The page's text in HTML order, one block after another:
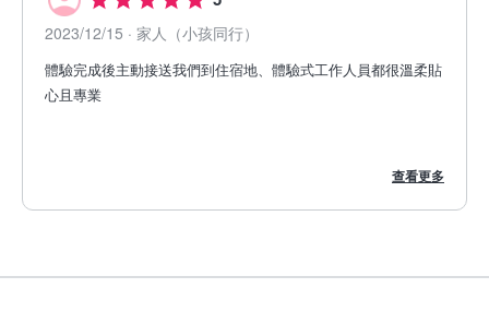
2023/12/15 · 家人（小孩同行）
體驗完成後主動接送我們到住宿地、體驗式工作人員都很溫柔貼
心且專業
查看更多